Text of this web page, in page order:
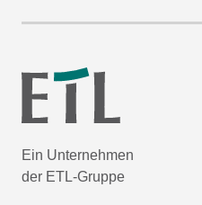
Ein Unternehmen
der ETL-Gruppe